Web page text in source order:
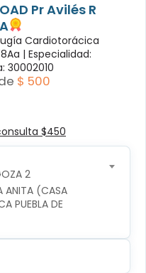
Pr Avilés R
Cardiotorácica
| Especialidad:
30002010
$ 500
$450
2
ANITA (CASA
PUEBLA DE